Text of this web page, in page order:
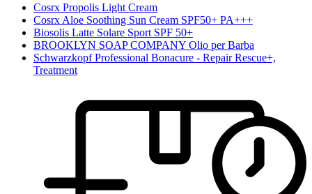
Cosrx Propolis Light Cream
Cosrx Aloe Soothing Sun Cream SPF50+ PA+++
Biosolis Latte Solare Sport SPF 50+
BROOKLYN SOAP COMPANY Olio per Barba
Schwarzkopf Professional Bonacure - Repair Rescue+,
Treatment